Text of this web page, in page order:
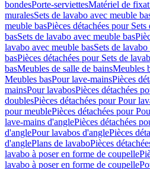
bondesPorte-serviettesMatériel de
muralesSets de lavabo avec meuble
meuble basPièces détachées pour
basSets de lavabo avec meuble bas
lavabo avec meuble basSets de
basPièces détachées pour Sets de
basMeubles de salle de bainsMeubles
Meubles basPour lave-mainsPièces
mainsPour lavabosPièces détachées
doublesPièces détachées pour Pour
pour meublePièces détachées pour
lave-mains d'anglePièces détachées
d'anglePour lavabos d'anglePièces
d'anglePlans de lavaboPièces
lavabo à poser en forme de coupelle
lavabo à poser en forme de coupelle